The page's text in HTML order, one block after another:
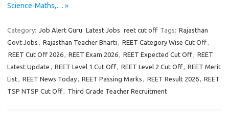
Science-Maths,… »
Category: Job Alert Guru Latest Jobs reet cut off Tags: Rajasthan
Govt Jobs , Rajasthan Teacher Bharti , REET Category Wise Cut Off,
REET Cut Off 2026, REET Exam 2026, REET Expected Cut Off, REET
Latest Update , REET Level 1 Cut Off, REET Level 2 Cut Off, REET Merit
List, REET News Today, REET Passing Marks , REET Result 2026, REET
TSP NTSP Cut Off, Third Grade Teacher Recruitment